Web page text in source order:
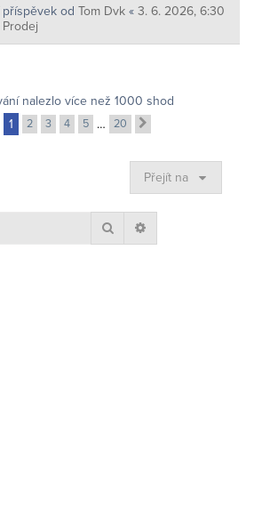
příspěvek od Tom Dvk « 3. 6. 2026, 6:30
Prodej
nalezlo více než 1000 shod
Stránka z20
1 2 3 4 5 … 20
Přejít na
Hledat